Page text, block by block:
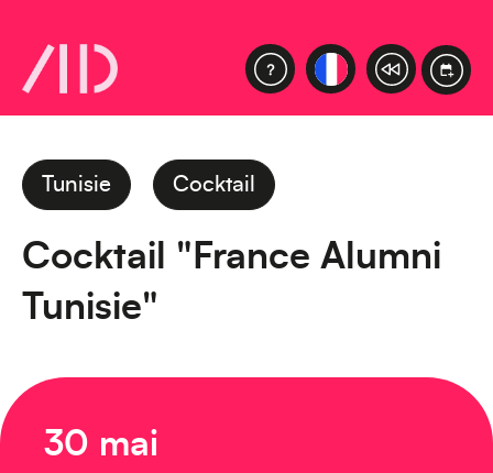
Tunisie Cocktail
Cocktail "France Alumni
Tunisie"
30 mai